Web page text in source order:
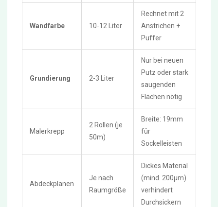
Wandfarbe 10-12 Liter
Rechnet mit 2
Anstrichen +
Puffer
Grundierung 2-3 Liter
Nur bei neuen
Putz oder stark
saugenden
Flächen nötig
Malerkrepp
2 Rollen (je
50m)
Breite: 19mm
für
Sockelleisten
Abdeckplanen
Je nach
Raumgröße
Dickes Material
(mind. 200μm)
verhindert
Durchsickern